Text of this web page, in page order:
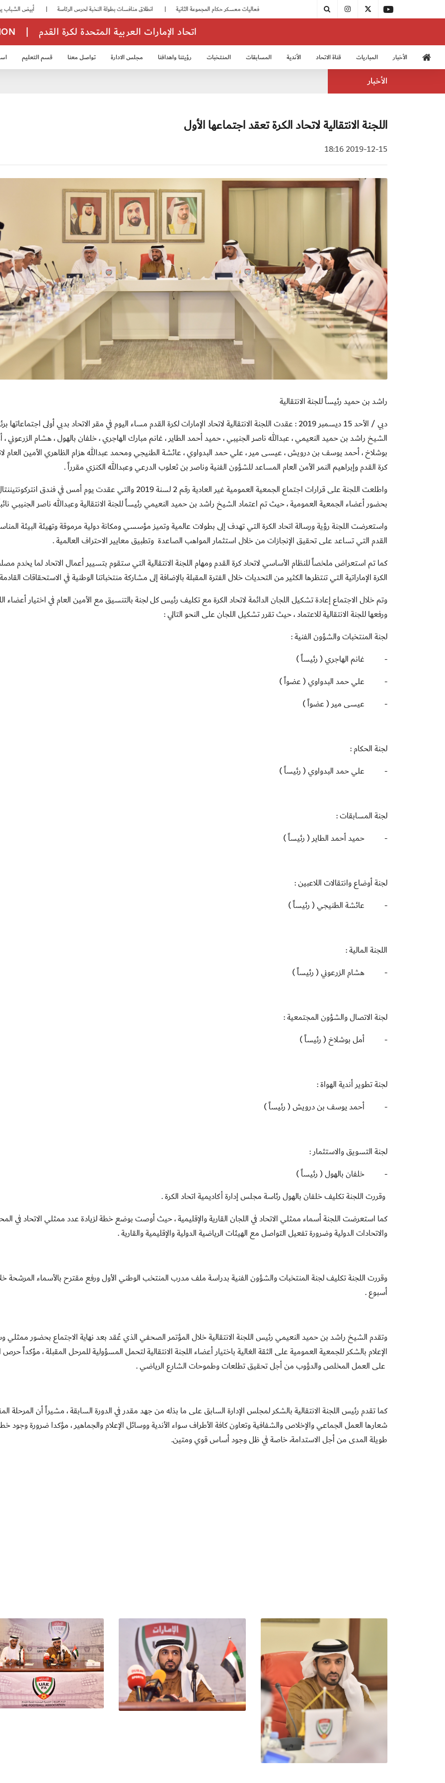
أبيض الشباب يواصل تدريباته في معسكره بأبوظبي | انطلاق منافسات بطولة النخبة لحرس الرئاسة |
| اتحاد الإمارات العربية المتحدة لكرة القدم
الأخبار المباريات قناة الاتحاد الأندية المسابقات المنتخبات رؤيتنا واهدافنا مجلس الادارة تواصل معنا قسم التعليم
الأخبار
اللجنة الانتقالية لاتحاد الكرة تعقد اجتماعها الأول
2019-12-15 18:16
راشد بن حميد رئيساً للجنة الانتقالية
دبي / الأحد 15 ديسمبر 2019 : عقدت اللجنة الانتقالية لاتحاد الإمارات لكرة القدم مساء اليوم في مقر الاتحاد بدبي أولى اجتماعاتها
الشيخ راشد بن حميد النعيمي ، عبدالله ناصر الجنيبي ، حميد أحمد الطاير ، غانم مبارك الهاجري ، خلفان بالهول ، هشام الزرعوني ،
بوشلاخ ، أحمد يوسف بن درويش ، عيسى مير ، علي حمد البدواوي ، عائشة الطنيجي ومحمد عبدالله هزام الظاهري الأمين العام
كرة القدم وإبراهيم النمر الأمن العام المساعد للشؤون الفنية وناصر بن ثعلوب الدرعي وعبدالله الكنزي مقرراً .
واطلعت اللجنة على قرارات اجتماع الجمعية العمومية غير العادية رقم 2 لسنة 2019 والتي عقدت يوم أمس في فندق
بحضور أعضاء الجمعية العمومية ، حيث تم اعتماد الشيخ راشد بن حميد النعيمي رئيساً للجنة الانتقالية وعبدالله ناصر الجنيبي
واستعرضت اللجنة رؤية ورسالة اتحاد الكرة التي تهدف إلى بطولات عالمية وتميز مؤسسي ومكانة دولية مرموقة وتهيئة البيئة
القدم التي تساعد على تحقيق الإنجازات من خلال استثمار المواهب الصاعدة وتطبيق معايير الاحتراف العالمية .
كما تم استعراض ملخصاً للنظام الأساسي لاتحاد كرة القدم ومهام اللجنة الانتقالية التي ستقوم بتسيير أعمال الاتحاد لما يخدم
الكرة الإماراتية التي تنتظرها الكثير من التحديات خلال الفترة المقبلة بالإضافة إلى مشاركة منتخباتنا الوطنية في الاستحقاقات
وتم خلال الاجتماع إعادة تشكيل اللجان الدائمة لاتحاد الكرة مع تكليف رئيس كل لجنة بالتنسيق مع الأمين العام في اختيار أعضاء
ورفعها للجنة الانتقالية للاعتماد ، حيث تقرر تشكيل اللجان على النحو التالي :
لجنة المنتخبات والشؤون الفنية :
-
غانم الهاجري ( رئيساً )
-
علي حمد البدواوي ( عضواً )
-
عيسى مير ( عضواً )
لجنة الحكام :
-
علي حمد البدواوي ( رئيساً )
لجنة المسابقات :
-
حميد أحمد الطاير ( رئيساً )
لجنة أوضاع وانتقالات اللاعبين :
-
عائشة الطنيجي ( رئيساً )
اللجنة المالية :
-
هشام الزرعوني ( رئيساً )
لجنة الاتصال والشؤون المجتمعية :
-
أمل بوشلاخ ( رئيساً )
لجنة تطوير أندية الهواة :
-
أحمد يوسف بن درويش ( رئيساً )
لجنة التسويق والاستثمار :
-
خلفان بالهول ( رئيساً )
وقررت اللجنة تكليف خلفان بالهول رئاسة مجلس إدارة أكاديمية اتحاد الكرة .
كما استعرضت اللجنة أسماء ممثلي الاتحاد في اللجان القارية والإقليمية ، حيث أوصت بوضع خطة لزيادة عدد ممثلي الاتحاد في
والاتحادات الدولية وضرورة تفعيل التواصل مع الهيئات الرياضية الدولية والإقليمية والقارية .
وقررت اللجنة تكليف لجنة المنتخبات والشؤون الفنية بدراسة ملف مدرب المنتخب الوطني الأول ورفع مقترح بالأسماء المرشحة
أسبوع .
وتقدم الشيخ راشد بن حميد النعيمي رئيس اللجنة الانتقالية خلال المؤتمر الصحفي الذي عُقد بعد نهاية الاجتماع بحضور ممثلي
الإعلام بالشكر للجمعية العمومية على الثقة الغالية باختيار أعضاء اللجنة الانتقالية لتحمل المسؤولية للمرحل المقبلة ، مؤكداً حرص
على العمل المخلص والدؤوب من أجل تحقيق تطلعات وطموحات الشارع الرياضي .
كما تقدم رئيس اللجنة الانتقالية بالشكر لمجلس الإدارة السابق على ما بذله من جهد مقدر في الدورة السابقة ، مشيراً أن المرحلة
شعارها العمل الجماعي والإخلاص والشفافية وتعاون كافة الأطراف سواء الأندية ووسائل الإعلام والجماهير ، مؤكدا ضرورة وجود
طويلة المدى من أجل الاستدامة، خاصة في ظل وجود أساس قوي ومتين.